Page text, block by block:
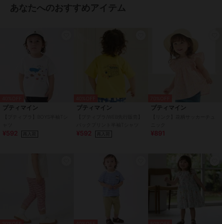
あなたへのおすすめアイテム
プティマイン
¥592
プティマイン
¥592
プティマイン
¥891